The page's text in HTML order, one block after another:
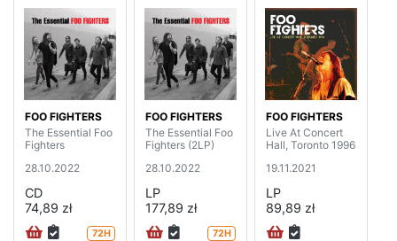
FOO FIGHTERS
The Essential Foo
Fighters
28.10.2022
CD
74,89 zł
72H
FOO FIGHTERS
The Essential Foo
Fighters (2LP)
28.10.2022
LP
177,89 zł
72H
FOO FIGHTERS
Live At Concert
Hall, Toronto 1996
19.11.2021
LP
89,89 zł